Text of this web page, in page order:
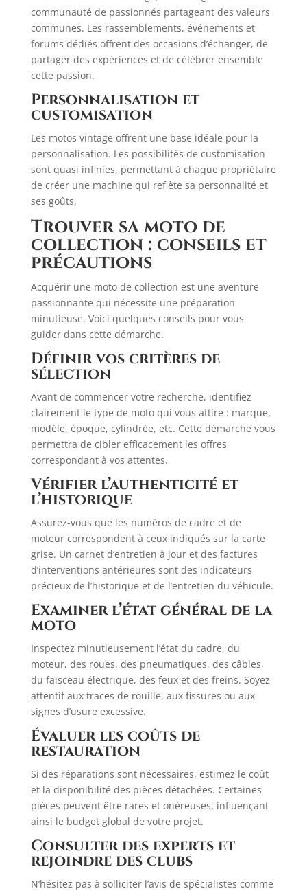
communauté de passionnés partageant des valeurs
communes. Les rassemblements, événements et
forums dédiés offrent des occasions d’échanger, de
partager des expériences et de célébrer ensemble
cette passion.
Personnalisation et
customisation
Les motos vintage offrent une base idéale pour la
personnalisation. Les possibilités de customisation
sont quasi infinies, permettant à chaque propriétaire
de créer une machine qui reflète sa personnalité et
ses goûts.
Trouver sa moto de
collection : conseils et
précautions
Acquérir une moto de collection est une aventure
passionnante qui nécessite une préparation
minutieuse. Voici quelques conseils pour vous
guider dans cette démarche.​
Définir vos critères de
sélection
Avant de commencer votre recherche, identifiez
clairement le type de moto qui vous attire : marque,
modèle, époque, cylindrée, etc. Cette démarche vous
permettra de cibler efficacement les offres
correspondant à vos attentes.​
Vérifier l’authenticité et
l’historique
Assurez-vous que les numéros de cadre et de
moteur correspondent à ceux indiqués sur la carte
grise. Un carnet d’entretien à jour et des factures
d’interventions antérieures sont des indicateurs
précieux de l’historique et de l’entretien du véhicule.
Examiner l’état général de la
moto
Inspectez minutieusement l’état du cadre, du
moteur, des roues, des pneumatiques, des câbles,
du faisceau électrique, des feux et des freins. Soyez
attentif aux traces de rouille, aux fissures ou aux
signes d’usure excessive.
Évaluer les coûts de
restauration
Si des réparations sont nécessaires, estimez le coût
et la disponibilité des pièces détachées. Certaines
pièces peuvent être rares et onéreuses, influençant
ainsi le budget global de votre projet.​
Consulter des experts et
rejoindre des clubs
N’hésitez pas à solliciter l’avis de spécialistes comme